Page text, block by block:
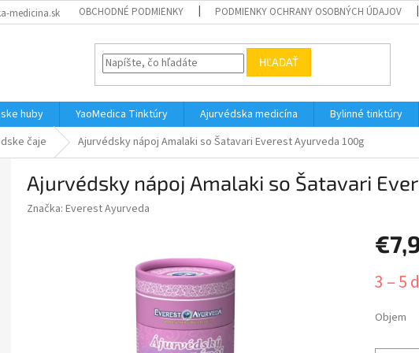
medicina.sk OBCHODNÉ PODMIENKY PODMIENKY OCHRANY OSOBNÝCH ÚDAJOV
HĽADAŤ
huby YaoMedica Tinktúry Ajurvédska medicína Bylinné tinktúry
čaje Ajurvédsky nápoj Amalaki so Šatavari Everest Ayurveda 100g
Ajurvédsky nápoj Amalaki so Šatavari
Značka: Everest Ayurveda
cena:
3 – 5
Objem